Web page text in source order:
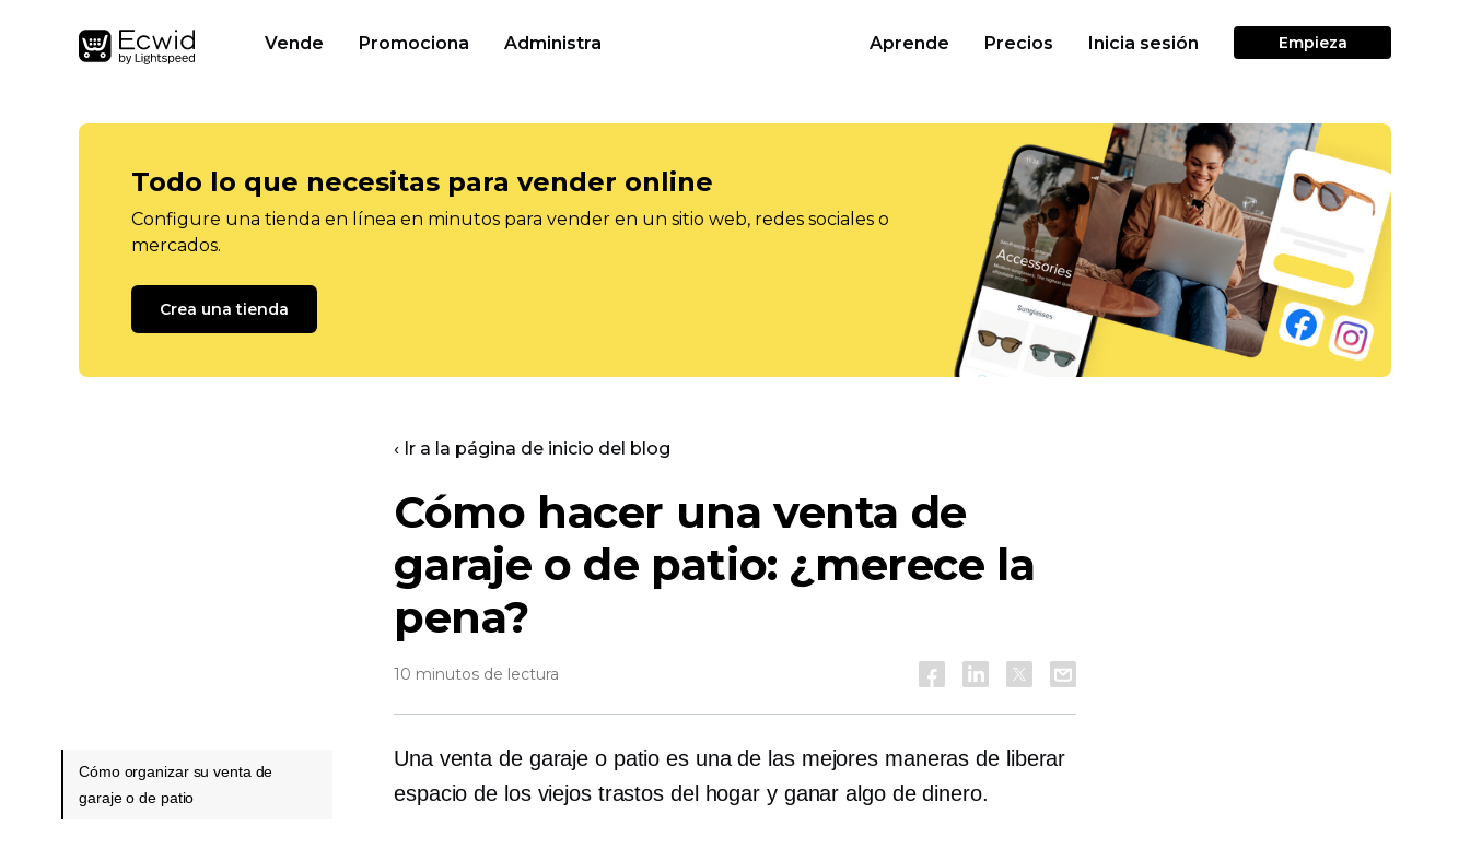
Vende Promociona Administra Aprende Precios Inicia sesión Empieza
Todo lo que necesitas para vender online
Configure una tienda en línea en minutos para vender en un sitio web, redes sociales o
mercados.
Crea una tienda
‹ Ir a la página de inicio del blog
Cómo hacer una venta de
garaje o de patio: ¿merece la
pena?
10 minutos de lectura
Una venta de garaje o patio es una de las mejores maneras de liberar
espacio de los viejos trastos del hogar y ganar algo de dinero.
Cómo organizar su venta de
garaje o de patio